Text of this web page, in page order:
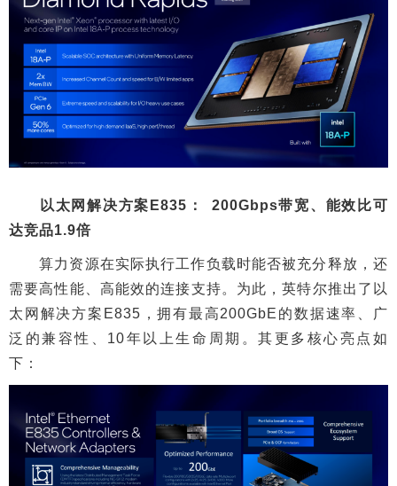
以太网解决方案E835： 200Gbps带宽、能效比可
达竞品1.9倍
算力资源在实际执行工作负载时能否被充分释放，还
需要高性能、高能效的连接支持。为此，英特尔推出了以
太网解决方案E835，拥有最高200GbE的数据速率、广
泛的兼容性、10年以上生命周期。其更多核心亮点如
下：